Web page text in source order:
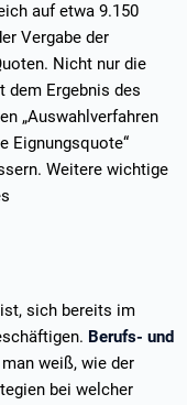
auf etwa 9.150
Vergabe der
Nicht nur die
dem Ergebnis des
„Auswahlverfahren
Eignungsquote“
Weitere wichtige
sich bereits im
Berufs- und
man weiß, wie der
bei welcher